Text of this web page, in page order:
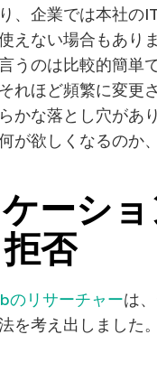
、企業では本社の
えない場合もあり
うのは比較的簡単
れほど頻繁に変更
かな落とし穴があ
が欲しくなるのか
ーシ
否
のリサーチャーは
を考え出しました